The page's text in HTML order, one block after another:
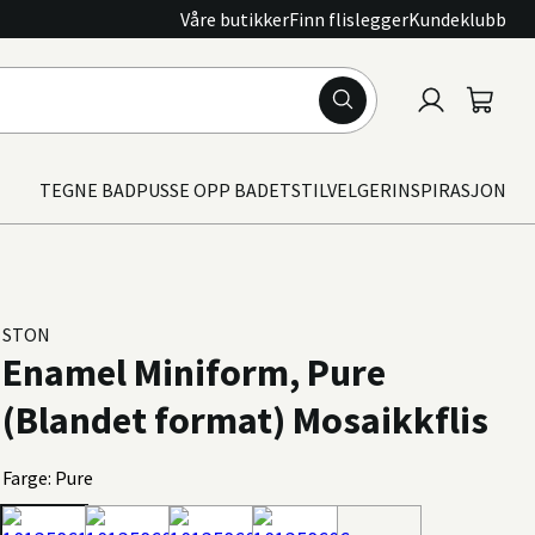
Våre butikkerFinn flisleggerKundeklubb
TEGNE BADPUSSE OPP BADETSTILVELGERINSPIRASJON
STON
Enamel Miniform, Pure
(Blandet format) Mosaikkflis
Farge: Pure